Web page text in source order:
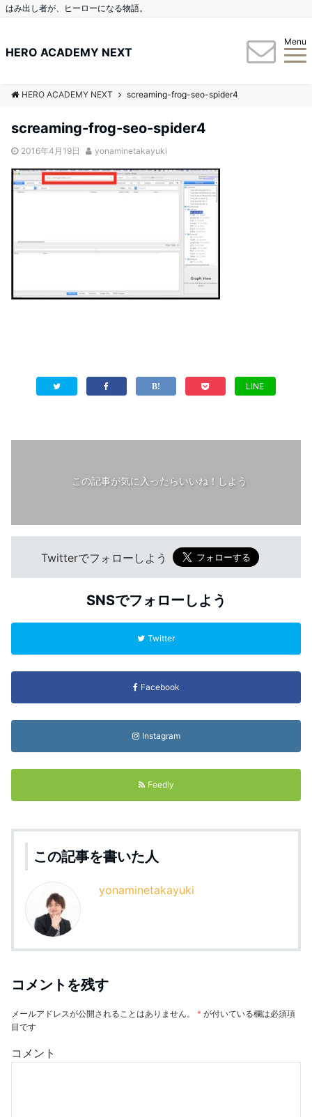
はみ出し者が、ヒーローになる物語。
HERO ACADEMY NEXT
Menu
HERO ACADEMY NEXT screaming-frog-seo-spider4
screaming-frog-seo-spider4
2016年4月19日 yonaminetakayuki
LINE
この記事が気に入ったらいいね！しよう
Twitterでフォローしよう
SNSでフォローしよう
Twitter
Facebook
Instagram
Feedly
この記事を書いた人
yonaminetakayuki
コメントを残す
メールアドレスが公開されることはありません。 * が付いている欄は必須項
目です
コメント